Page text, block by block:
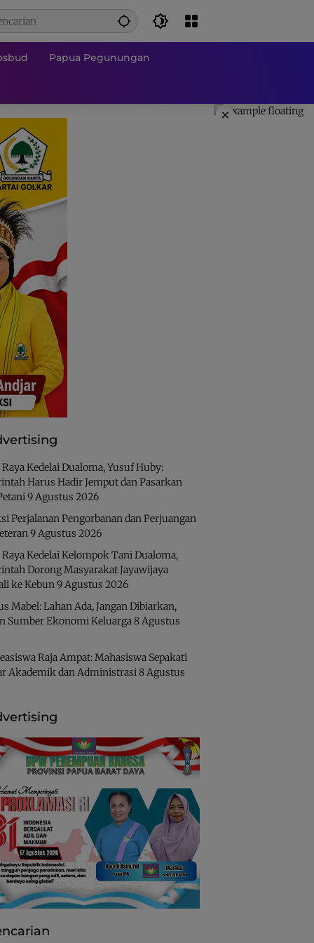
Papua Pegunungan
×
Raya Kedelai Dualoma, Yusuf Huby:
Harus Hadir Jemput dan Pasarkan
9 Agustus 2026
Perjalanan Pengorbanan dan Perjuangan
9 Agustus 2026
Raya Kedelai Kelompok Tani Dualoma,
Dorong Masyarakat Jayawijaya
ke Kebun9 Agustus 2026
Mabel: Lahan Ada, Jangan Dibiarkan,
Sumber Ekonomi Keluarga8 Agustus
Raja Ampat: Mahasiswa Sepakati
Akademik dan Administrasi8 Agustus